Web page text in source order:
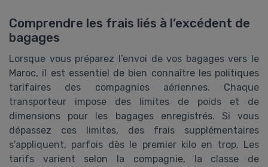
Comprendre les frais liés à l’excédent de
bagages
Lorsque vous préparez l’envoi de vos bagages vers le
Maroc, il est essentiel de bien connaître les politiques
tarifaires des compagnies aériennes. Chaque
transporteur impose des limites de poids et de
dimensions pour les bagages enregistrés. Si vous
dépassez ces limites, des frais supplémentaires
s’appliquent, parfois dès le premier kilo en trop. Les
tarifs varient selon la compagnie, la classe de